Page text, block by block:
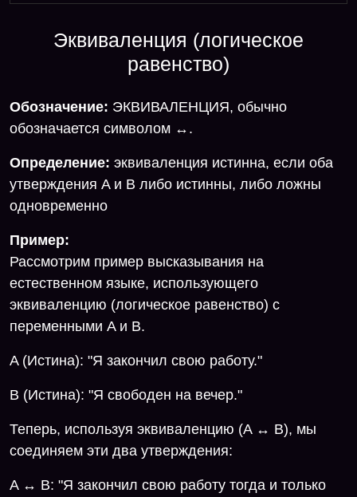
Эквиваленция (логическое
равенство)
Обозначение: ЭКВИВАЛЕНЦИЯ, обычно
обозначается символом ↔.
Определение: эквиваленция истинна, если оба
утверждения A и B либо истинны, либо ложны
одновременно
Пример:
Рассмотрим пример высказывания на
естественном языке, использующего
эквиваленцию (логическое равенство) с
переменными A и B.
A (Истина): "Я закончил свою работу."
B (Истина): "Я свободен на вечер."
Теперь, используя эквиваленцию (A ↔ B), мы
соединяем эти два утверждения:
A ↔ B: "Я закончил свою работу тогда и только